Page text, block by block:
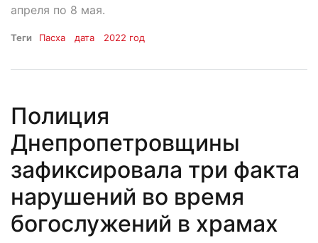
апреля по 8 мая.
Теги Пасха дата 2022 год
Полиция
Днепропетровщины
зафиксировала три факта
нарушений во время
богослужений в храмах